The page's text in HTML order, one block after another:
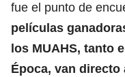
fue el punto de
películas
los MUAHS, tanto
Época, van directo